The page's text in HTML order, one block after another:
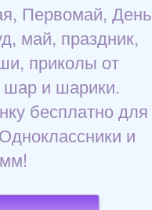
Первомай, День
май, праздник,
приколы от
и шарики.
бесплатно для
и